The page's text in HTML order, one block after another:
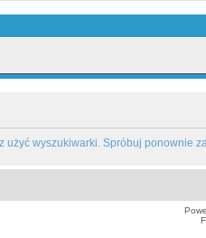
użyć wyszukiwarki. Spróbuj ponownie